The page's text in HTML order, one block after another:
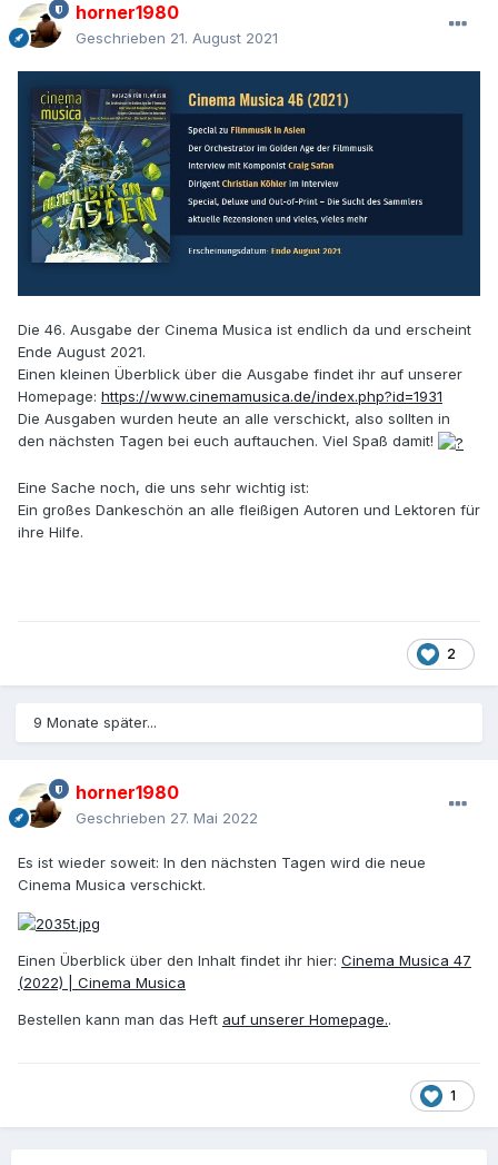
horner1980
Geschrieben 21. August 2021
Die 46. Ausgabe der Cinema Musica ist endlich da und erscheint
Ende August 2021.
Einen kleinen Überblick über die Ausgabe findet ihr auf unserer
Homepage: https://www.cinemamusica.de/index.php?id=1931
Die Ausgaben wurden heute an alle verschickt, also sollten in
den nächsten Tagen bei euch auftauchen. Viel Spaß damit!
Eine Sache noch, die uns sehr wichtig ist:
Ein großes Dankeschön an alle fleißigen Autoren und Lektoren für
ihre Hilfe.
2
9 Monate später...
horner1980
Geschrieben 27. Mai 2022
Es ist wieder soweit: In den nächsten Tagen wird die neue
Cinema Musica verschickt.
Einen Überblick über den Inhalt findet ihr hier: Cinema Musica 47
(2022) | Cinema Musica
Bestellen kann man das Heft auf unserer Homepage..
1